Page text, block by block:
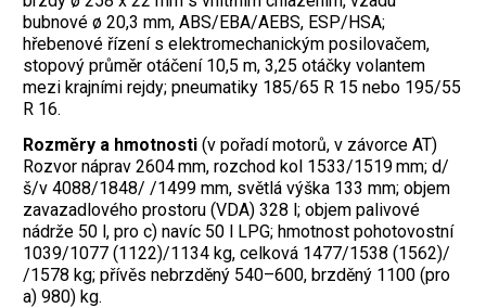
bubnové ø 20,3 mm, ABS/EBA/AEBS, ESP/HSA;
hřebenové řízení s elektromechanickým posilovačem,
stopový průměr otáčení 10,5 m, 3,25 otáčky volantem
mezi krajními rejdy; pneumatiky 185/65 R 15 nebo 195/55
R 16.
Rozměry a hmotnosti (v pořadí motorů, v závorce AT)
Rozvor náprav 2604 mm, rozchod kol 1533/1519 mm; d/
š/v 4088/1848/ /1499 mm, světlá výška 133 mm; objem
zavazadlového prostoru (VDA) 328 l; objem palivové
nádrže 50 l, pro c) navíc 50 l LPG; hmotnost pohotovostní
1039/1077 (1122)/1134 kg, celková 1477/1538 (1562)/
/1578 kg; přívěs nebrzděný 540–600, brzděný 1100 (pro
a) 980) kg.